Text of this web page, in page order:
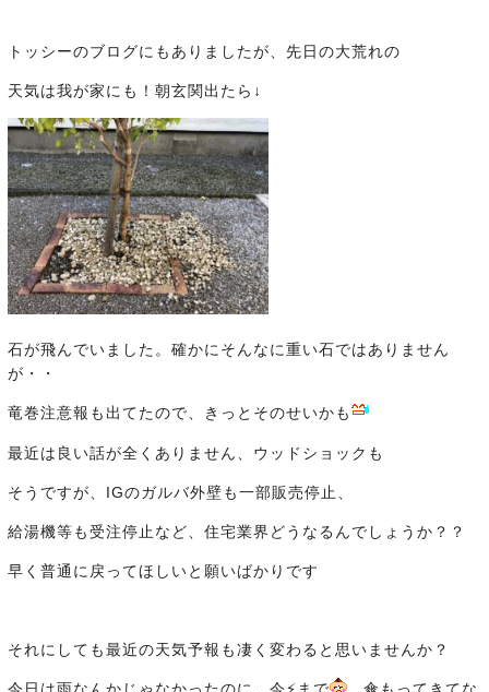
トッシーのブログにもありましたが、先日の大荒れの
天気は我が家にも！朝玄関出たら↓
石が飛んでいました。確かにそんなに重い石ではありません
が・・
竜巻注意報も出てたので、きっとそのせいかも
最近は良い話が全くありません、ウッドショックも
そうですが、IGのガルバ外壁も一部販売停止、
給湯機等も受注停止など、住宅業界どうなるんでしょうか？？
早く普通に戻ってほしいと願いばかりです
それにしても最近の天気予報も凄く変わると思いませんか？
今日は雨なんかじゃなかったのに、今⚡まで
傘もってきてな